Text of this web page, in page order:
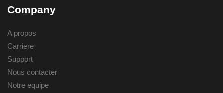
Company
A propos
Carriere
Support
Nous contacter
Notre equipe